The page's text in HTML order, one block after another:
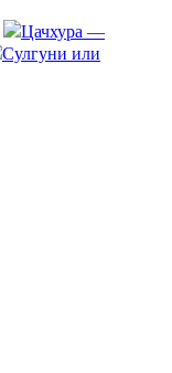
Цачхура —
Сулгуни или